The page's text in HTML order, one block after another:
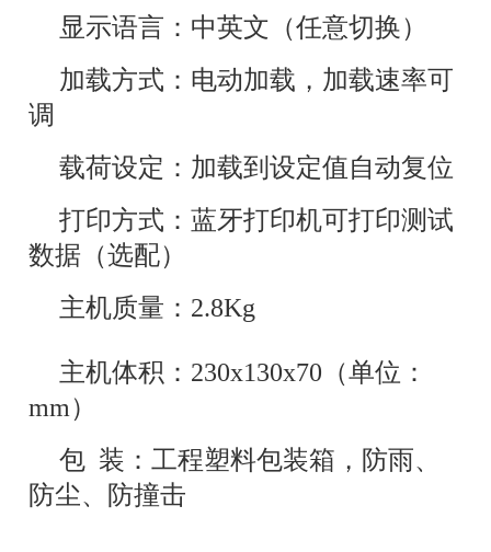
显示语言：中英文（任意切换）
加载方式：电动加载，加载速率可
调
载荷设定：加载到设定值自动复位
打印方式：蓝牙打印机可打印测试
数据（选配）
主机质量：2.8Kg
主机体积：230x130x70（单位：
mm）
包 装：工程塑料包装箱，防雨、
防尘、防撞击